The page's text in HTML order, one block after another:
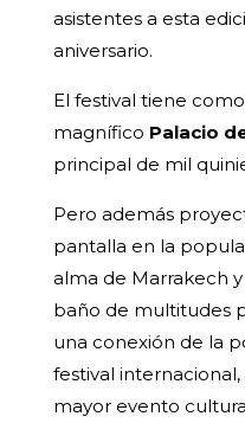
asistentes a esta
aniversario.
El festival tiene
magnífico Palacio
principal de mil
Pero además
pantalla en la
alma de Marrakech
baño de multitudes
una conexión de la
festival
mayor evento